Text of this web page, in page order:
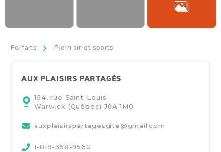
Forfaits >
Plein air et sports
AUX PLAISIRS PARTAGÉS
164, rue Saint-Louis
Warwick (Québec) J0A 1M0
auxplaisirspartagesgite@gmail.com
1-819-358-9560